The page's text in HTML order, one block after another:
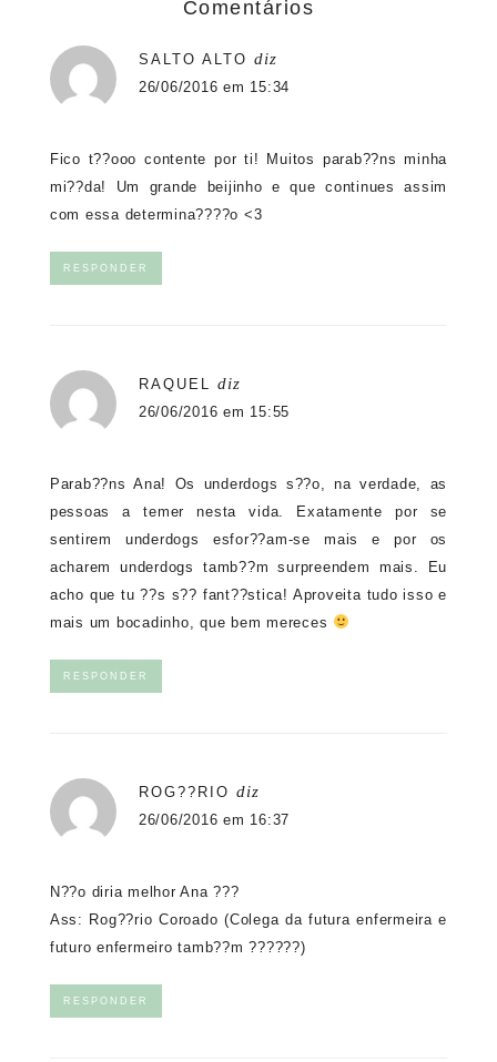
Comentários
SALTO ALTO diz
26/06/2016 em 15:34
Fico t??ooo contente por ti! Muitos parab??ns minha
mi??da! Um grande beijinho e que continues assim
com essa determina????o <3
RESPONDER
RAQUEL diz
26/06/2016 em 15:55
Parab??ns Ana! Os underdogs s??o, na verdade, as
pessoas a temer nesta vida. Exatamente por se
sentirem underdogs esfor??am-se mais e por os
acharem underdogs tamb??m surpreendem mais. Eu
acho que tu ??s s?? fant??stica! Aproveita tudo isso e
mais um bocadinho, que bem mereces
RESPONDER
ROG??RIO diz
26/06/2016 em 16:37
N??o diria melhor Ana ???
Ass: Rog??rio Coroado (Colega da futura enfermeira e
futuro enfermeiro tamb??m ??????)
RESPONDER